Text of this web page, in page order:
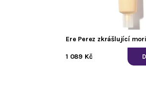
Ere Perez zkrášlující
1 089 Kč